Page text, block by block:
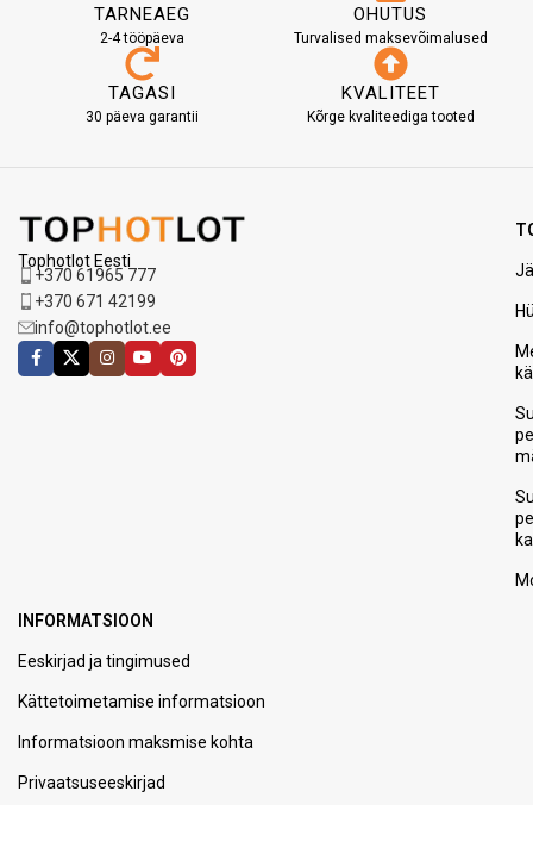
TARNEAEG
2-4 tööpäeva
OHUTUS
Turvalised maksevõimalused
TAGASI
30 päeva garantii
KVALITEET
Kõrge kvaliteediga tooted
Tophotlot Eesti
+370 61965 777
+370 671 42199
info@tophotlot.ee
INFORMATSIOON
Eeskirjad ja tingimused
Kättetoimetamise informatsioon
Informatsioon maksmise kohta
Privaatsuseeskirjad